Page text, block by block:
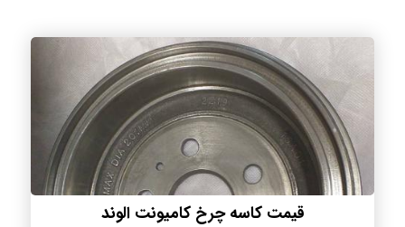
قیمت کاسه چرخ کامیونت الوند